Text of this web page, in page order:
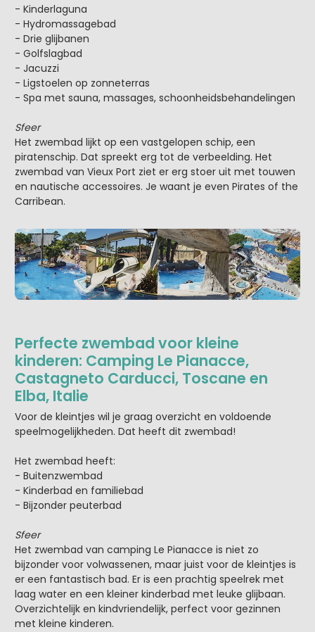
- Kinderlaguna
- Hydromassagebad
- Drie glijbanen
- Golfslagbad
- Jacuzzi
- Ligstoelen op zonneterras
- Spa met sauna, massages, schoonheidsbehandelingen
Sfeer
Het zwembad lijkt op een vastgelopen schip, een
piratenschip. Dat spreekt erg tot de verbeelding. Het
zwembad van Vieux Port ziet er erg stoer uit met touwen
en nautische accessoires. Je waant je even Pirates of the
Carribean.
Perfecte zwembad voor kleine
kinderen: Camping Le Pianacce,
Castagneto Carducci, Toscane en
Elba, Italie
Voor de kleintjes wil je graag overzicht en voldoende
speelmogelijkheden. Dat heeft dit zwembad!
Het zwembad heeft:
- Buitenzwembad
- Kinderbad en familiebad
- Bijzonder peuterbad
Sfeer
Het zwembad van camping Le Pianacce is niet zo
bijzonder voor volwassenen, maar juist voor de kleintjes is
er een fantastisch bad. Er is een prachtig speelrek met
laag water en een kleiner kinderbad met leuke glijbaan.
Overzichtelijk en kindvriendelijk, perfect voor gezinnen
met kleine kinderen.